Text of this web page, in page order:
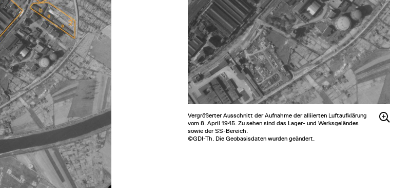
Vergrößerter Ausschnitt der Aufnahme der alliierten Luftaufklärung
vom 8. April 1945. Zu sehen sind das Lager- und Werksgeländes
sowie der SS-Bereich.
©GDI-Th. Die Geobasisdaten wurden geändert.